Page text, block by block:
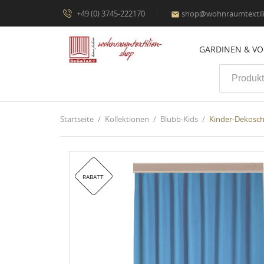
+49 (0) 3745-222170 
GARDINEN &
Startseite Kollektionen Blubb-Kids Kinder-
RABATT